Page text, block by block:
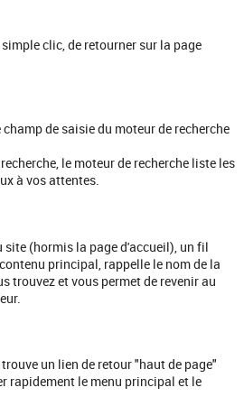
clic, de retourner sur la page
de saisie du moteur de recherche
le moteur de recherche liste les
à vos attentes.
site (hormis la page d'accueil), un fil
principal, rappelle le nom de la
trouvez et vous permet de revenir au
un lien de retour "haut de page"
rapidement le menu principal et le